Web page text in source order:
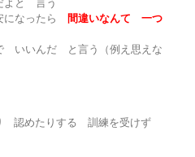
よと 言う
なったら
間違いなんて 一つ
いいんだ と言う（例え思えな
認めたりする 訓練を受けず